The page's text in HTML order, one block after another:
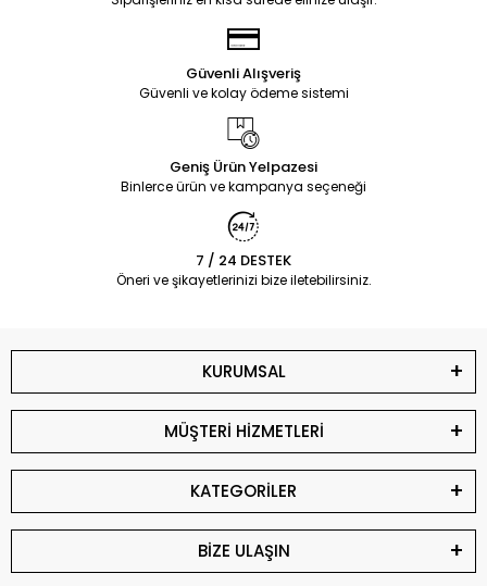
Güvenli Alışveriş
Güvenli ve kolay ödeme sistemi
Geniş Ürün Yelpazesi
Binlerce ürün ve kampanya seçeneği
7 / 24 DESTEK
Öneri ve şikayetlerinizi bize iletebilirsiniz.
KURUMSAL
MÜŞTERİ HİZMETLERİ
KATEGORİLER
BİZE ULAŞIN